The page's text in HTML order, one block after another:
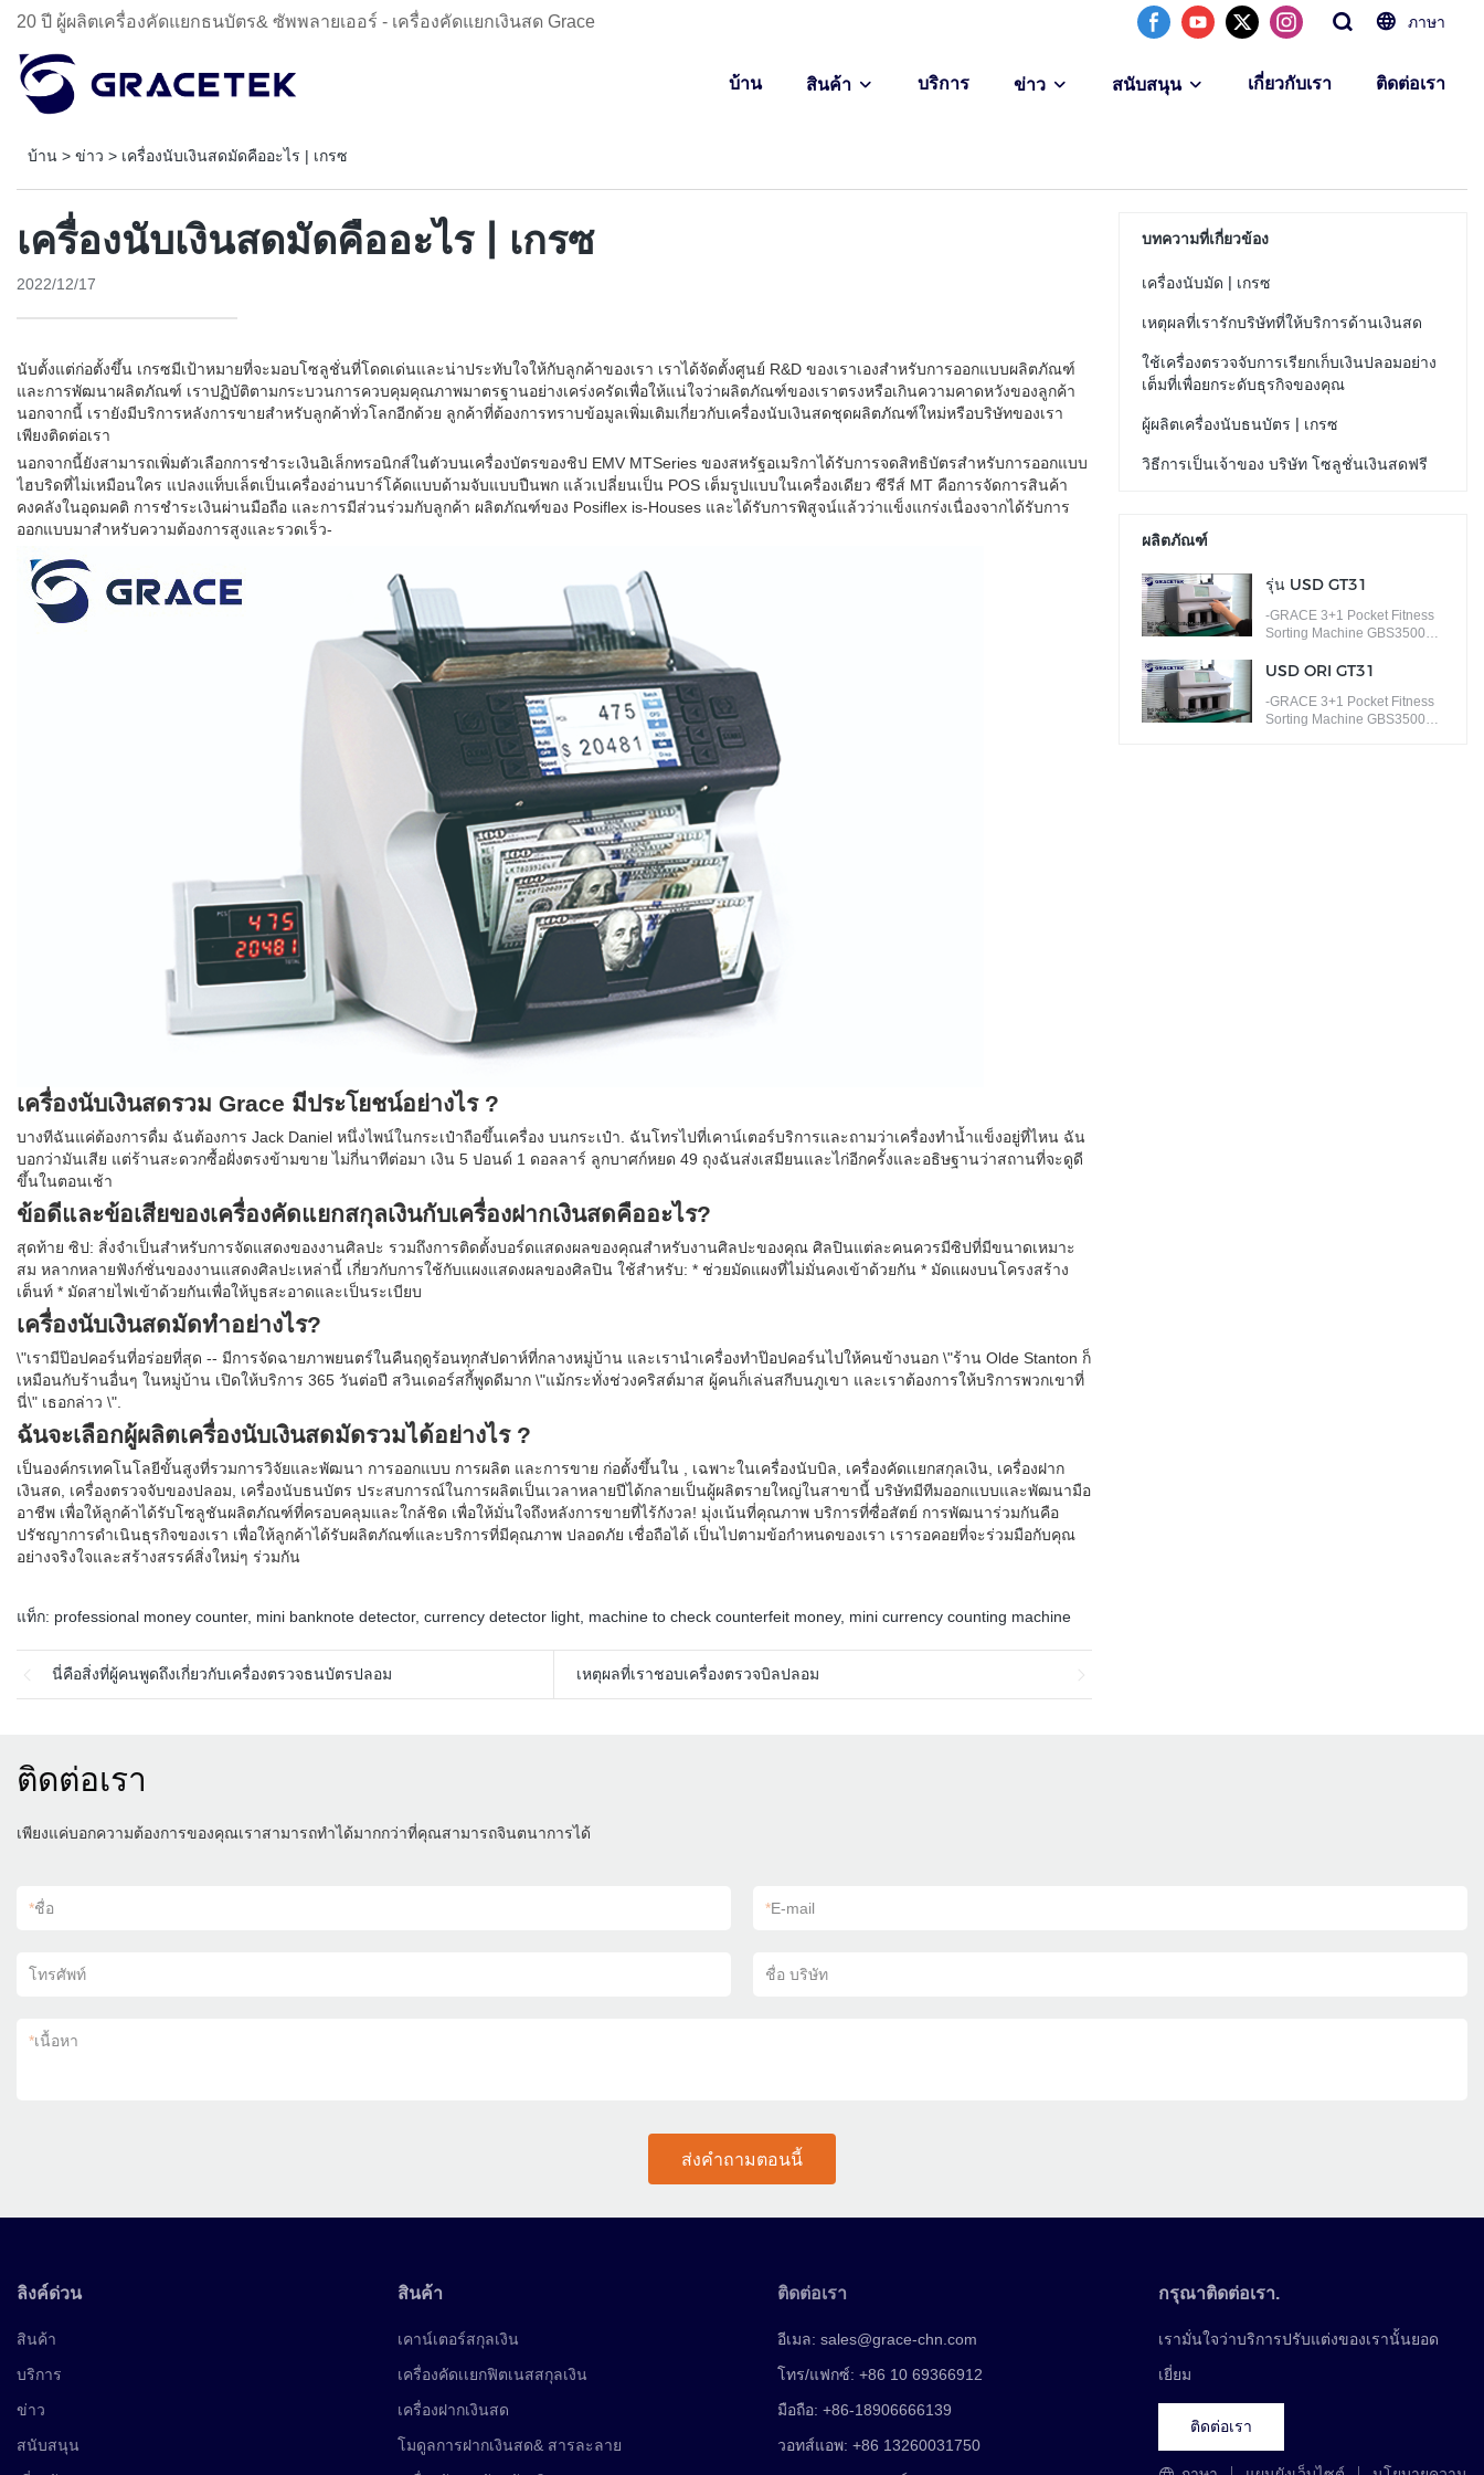
20 ปี ผู้ผลิตเครื่องคัดแยกธนบัตร& ซัพพลายเออร์ - เครื่องคัดแยกเงินสด Grace ภาษา
บ้าน สินค้า บริการ ข่าว สนับสนุน เกี่ยวกับเรา ติดต่อเรา
บ้าน > ข่าว > เครื่องนับเงินสดมัดคืออะไร | เกรซ
เครื่องนับเงินสดมัดคืออะไร | เกรซ
2022/12/17
นับตั้งแต่ก่อตั้งขึ้น เกรซมีเป้าหมายที่จะมอบโซลูชั่นที่โดดเด่นและน่าประทับใจให้กับลูกค้าของเรา เราได้จัดตั้งศูนย์ R&D ของเราเองสำหรับการออกแบบผลิตภัณฑ์
และการพัฒนาผลิตภัณฑ์ เราปฏิบัติตามกระบวนการควบคุมคุณภาพมาตรฐานอย่างเคร่งครัดเพื่อให้แน่ใจว่าผลิตภัณฑ์ของเราตรงหรือเกินความคาดหวังของลูกค้า
นอกจากนี้ เรายังมีบริการหลังการขายสำหรับลูกค้าทั่วโลกอีกด้วย ลูกค้าที่ต้องการทราบข้อมูลเพิ่มเติมเกี่ยวกับเครื่องนับเงินสดชุดผลิตภัณฑ์ใหม่หรือบริษัทของเรา
เพียงติดต่อเรา
นอกจากนี้ยังสามารถเพิ่มตัวเลือกการชำระเงินอิเล็กทรอนิกส์ในตัวบนเครื่องบัตรของชิป EMV MTSeries ของสหรัฐอเมริกาได้รับการจดสิทธิบัตรสำหรับการออกแบบ
ไฮบริดที่ไม่เหมือนใคร แปลงแท็บเล็ตเป็นเครื่องอ่านบาร์โค้ดแบบด้ามจับแบบปืนพก แล้วเปลี่ยนเป็น POS เต็มรูปแบบในเครื่องเดียว ซีรีส์ MT คือการจัดการสินค้า
คงคลังในอุดมคติ การชำระเงินผ่านมือถือ และการมีส่วนร่วมกับลูกค้า ผลิตภัณฑ์ของ Posiflex is-Houses และได้รับการพิสูจน์แล้วว่าแข็งแกร่งเนื่องจากได้รับการ
ออกแบบมาสำหรับความต้องการสูงและรวดเร็ว-
เครื่องนับเงินสดรวม Grace มีประโยชน์อย่างไร ?
บางทีฉันแค่ต้องการดื่ม ฉันต้องการ Jack Daniel หนึ่งไพน์ในกระเป๋าถือขึ้นเครื่อง บนกระเป๋า. ฉันโทรไปที่เคาน์เตอร์บริการและถามว่าเครื่องทำน้ำแข็งอยู่ที่ไหน ฉัน
บอกว่ามันเสีย แต่ร้านสะดวกซื้อฝั่งตรงข้ามขาย ไม่กี่นาทีต่อมา เงิน 5 ปอนด์ 1 ดอลลาร์ ลูกบาศก์หยด 49 ถุงฉันส่งเสมียนและไก่อีกครั้งและอธิษฐานว่าสถานที่จะดูดี
ขึ้นในตอนเช้า
ข้อดีและข้อเสียของเครื่องคัดแยกสกุลเงินกับเครื่องฝากเงินสดคืออะไร?
สุดท้าย ซิป: สิ่งจำเป็นสำหรับการจัดแสดงของงานศิลปะ รวมถึงการติดตั้งบอร์ดแสดงผลของคุณสำหรับงานศิลปะของคุณ ศิลปินแต่ละคนควรมีซิปที่มีขนาดเหมาะ
สม หลากหลายฟังก์ชั่นของงานแสดงศิลปะเหล่านี้ เกี่ยวกับการใช้กับแผงแสดงผลของศิลปิน ใช้สำหรับ: * ช่วยมัดแผงที่ไม่มั่นคงเข้าด้วยกัน * มัดแผงบนโครงสร้าง
เต็นท์ * มัดสายไฟเข้าด้วยกันเพื่อให้บูธสะอาดและเป็นระเบียบ
เครื่องนับเงินสดมัดทำอย่างไร?
\"เรามีป๊อปคอร์นที่อร่อยที่สุด -- มีการจัดฉายภาพยนตร์ในคืนฤดูร้อนทุกสัปดาห์ที่กลางหมู่บ้าน และเรานำเครื่องทำป๊อปคอร์นไปให้คนข้างนอก \"ร้าน Olde Stanton ก็
เหมือนกับร้านอื่นๆ ในหมู่บ้าน เปิดให้บริการ 365 วันต่อปี สวินเดอร์สกี้พูดดีมาก \"แม้กระทั่งช่วงคริสต์มาส ผู้คนก็เล่นสกีบนภูเขา และเราต้องการให้บริการพวกเขาที่
นี่\" เธอกล่าว \".
ฉันจะเลือกผู้ผลิตเครื่องนับเงินสดมัดรวมได้อย่างไร ?
เป็นองค์กรเทคโนโลยีขั้นสูงที่รวมการวิจัยและพัฒนา การออกแบบ การผลิต และการขาย ก่อตั้งขึ้นใน , เฉพาะในเครื่องนับบิล, เครื่องคัดเเยกสกุลเงิน, เครื่องฝาก
เงินสด, เครื่องตรวจจับของปลอม, เครื่องนับธนบัตร ประสบการณ์ในการผลิตเป็นเวลาหลายปีได้กลายเป็นผู้ผลิตรายใหญ่ในสาขานี้ บริษัทมีทีมออกแบบและพัฒนามือ
อาชีพ เพื่อให้ลูกค้าได้รับโซลูชันผลิตภัณฑ์ที่ครอบคลุมและใกล้ชิด เพื่อให้มั่นใจถึงหลังการขายที่ไร้กังวล! มุ่งเน้นที่คุณภาพ บริการที่ซื่อสัตย์ การพัฒนาร่วมกันคือ
ปรัชญาการดำเนินธุรกิจของเรา เพื่อให้ลูกค้าได้รับผลิตภัณฑ์และบริการที่มีคุณภาพ ปลอดภัย เชื่อถือได้ เป็นไปตามข้อกำหนดของเรา เรารอคอยที่จะร่วมมือกับคุณ
อย่างจริงใจและสร้างสรรค์สิ่งใหม่ๆ ร่วมกัน
แท็ก: professional money counter, mini banknote detector, currency detector light machine to check counterfeit money, mini currency counting machine
นี่คือสิ่งที่ผู้คนพูดถึงเกี่ยวกับเครื่องตรวจธนบัตรปลอม เหตุผลที่เราชอบเครื่องตรวจบิลปลอม
บทความที่เกี่ยวข้อง
เครื่องนับมัด | เกรซ
เหตุผลที่เรารักบริษัทที่ให้บริการด้านเงินสด
ใช้เครื่องตรวจจับการเรียกเก็บเงินปลอมอย่าง
เต็มที่เพื่อยกระดับธุรกิจของคุณ
ผู้ผลิตเครื่องนับธนบัตร | เกรซ
วิธีการเป็นเจ้าของ บริษัท โซลูชั่นเงินสดฟรี
ผลิตภัณฑ์
รุ่น USD GT31
-GRACE 3+1 Pocket Fitness
Sorting Machine GBS3500
เวอร์ชันต่างๆ
USD ORI GT31
-GRACE 3+1 Pocket Fitness
Sorting Machine GBS3500
ติดต่อเรา
เพียงแค่บอกความต้องการของคุณเราสามารถทำได้มากกว่าที่คุณสามารถจินตนาการได้
*ชื่อ *E-mail
โทรศัพท์ ชื่อ บริษัท
*เนื้อหา
ส่งคำถามตอนนี้
ลิงค์ด่วน
สินค้า
บริการ
ข่าว
สนับสนุน
สินค้า
เคาน์เตอร์สกุลเงิน
เครื่องคัดเเยกฟิตเนสสกุลเงิน
เครื่องฝากเงินสด
โมดูลการฝากเงินสด& สารละลาย
ติดต่อเรา
อีเมล:sales@grace-chn.com
โทร/แฟกซ์: +86 10 69366912
มือถือ: +86-18906666139
วอทส์แอพ: +86 13260031750
กรุณาติดต่อเรา.
เรามั่นใจว่าบริการปรับแต่งของเรานั้นยอด
เยี่ยม
ติดต่อเรา